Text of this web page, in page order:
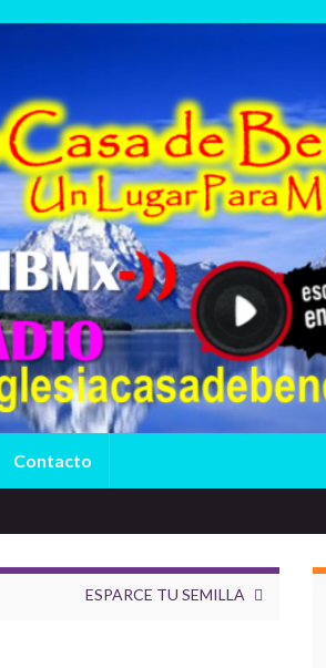
Contacto
ESPARCE TU SEMILLA